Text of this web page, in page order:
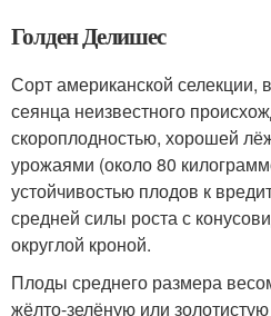
Голден Делишес
Сорт американской селекции,
сеянца неизвестного
скороплодностью, хорошей
урожаями (около 80
устойчивостью плодов к
средней силы роста с
округлой кроной.
Плоды среднего размера
жёлто-зелёную или